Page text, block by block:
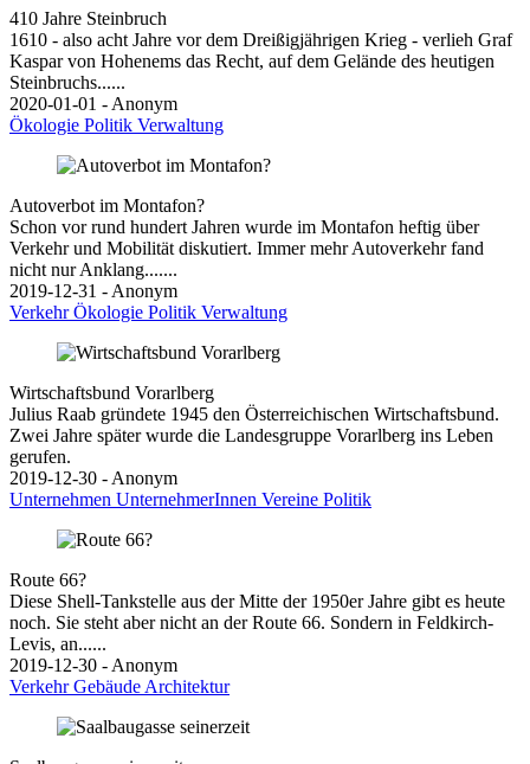
410 Jahre Steinbruch
1610 - also acht Jahre vor dem Dreißigjährigen Krieg - verlieh Graf
Kaspar von Hohenems das Recht, auf dem Gelände des heutigen
Steinbruchs......
2020-01-01 - Anonym
Ökologie Politik Verwaltung
Autoverbot im Montafon?
Schon vor rund hundert Jahren wurde im Montafon heftig über
Verkehr und Mobilität diskutiert. Immer mehr Autoverkehr fand
nicht nur Anklang.......
2019-12-31 - Anonym
VerkehrÖkologie Politik Verwaltung
Wirtschaftsbund Vorarlberg
Julius Raab gründete 1945 den Österreichischen Wirtschaftsbund.
Zwei Jahre später wurde die Landesgruppe Vorarlberg ins Leben
gerufen.
2019-12-30 - Anonym
Unternehmen UnternehmerInnen Vereine Politik
Route 66?
Diese Shell-Tankstelle aus der Mitte der 1950er Jahre gibt es heute
noch. Sie steht aber nicht an der Route 66. Sondern in Feldkirch-
Levis, an......
2019-12-30 - Anonym
VerkehrGebäude Architektur